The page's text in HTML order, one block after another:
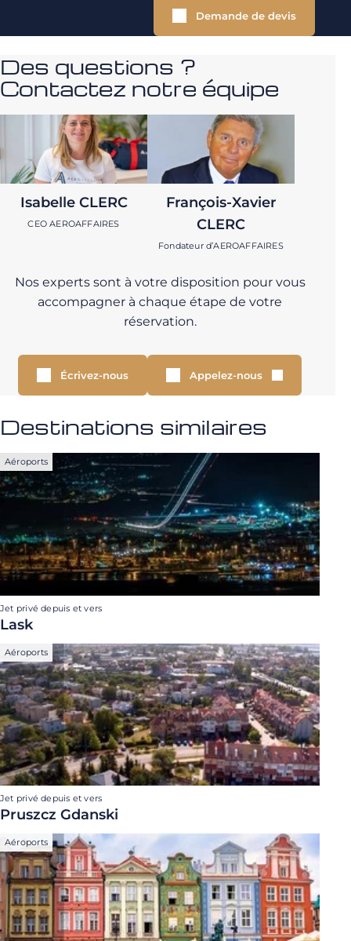
Demande de devis
Des questions ?
Contactez notre équipe
Isabelle CLERC
CEO AEROAFFAIRES
François-Xavier
CLERC
Fondateur d’AEROAFFAIRES
Nos experts sont à votre disposition pour vous
accompagner à chaque étape de votre
réservation.
Écrivez-nous Appelez-nous
Destinations similaires
Aéroports
Jet privé depuis et vers
Lask
Aéroports
Jet privé depuis et vers
Pruszcz Gdanski
Aéroports